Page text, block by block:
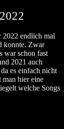
2022 endlich mal
konnte. Zwar
war schon fast
2021 auch
es einfach nicht
man hier eine
welche Songs